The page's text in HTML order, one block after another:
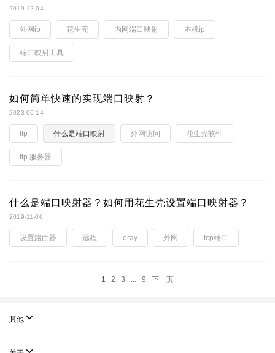
2019-12-04
外网ip 花生壳 内网端口映射 本机ip
端口映射工具
如何简单快速的实现端口映射？
2023-06-14
ftp 什么是端口映射 外网访问 花生壳软件
ftp 服务器
什么是端口映射器？如何用花生壳设置端口映射器？
2019-11-06
设置路由器 远程 oray 外网 tcp端口
1 2 3 ... 9 下一页
其他 